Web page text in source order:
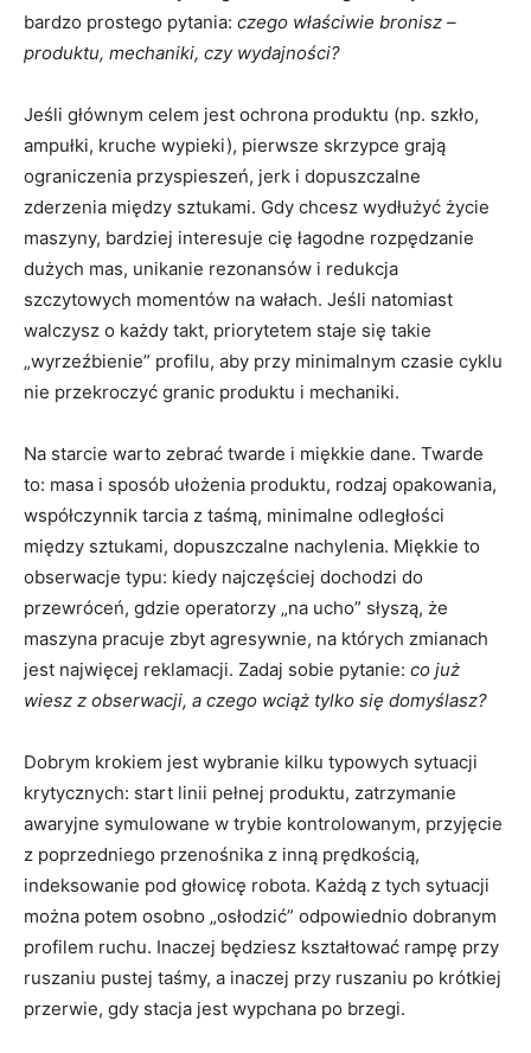
bardzo prostego pytania: czego właściwie bronisz –
produktu, mechaniki, czy wydajności?
Jeśli głównym celem jest ochrona produktu (np. szkło,
ampułki, kruche wypieki), pierwsze skrzypce grają
ograniczenia przyspieszeń, jerk i dopuszczalne
zderzenia między sztukami. Gdy chcesz wydłużyć życie
maszyny, bardziej interesuje cię łagodne rozpędzanie
dużych mas, unikanie rezonansów i redukcja
szczytowych momentów na wałach. Jeśli natomiast
walczysz o każdy takt, priorytetem staje się takie
„wyrzeźbienie” profilu, aby przy minimalnym czasie cyklu
nie przekroczyć granic produktu i mechaniki.
Na starcie warto zebrać twarde i miękkie dane. Twarde
to: masa i sposób ułożenia produktu, rodzaj opakowania,
współczynnik tarcia z taśmą, minimalne odległości
między sztukami, dopuszczalne nachylenia. Miękkie to
obserwacje typu: kiedy najczęściej dochodzi do
przewróceń, gdzie operatorzy „na ucho” słyszą, że
maszyna pracuje zbyt agresywnie, na których zmianach
jest najwięcej reklamacji. Zadaj sobie pytanie: co już
wiesz z obserwacji, a czego wciąż tylko się domyślasz?
Dobrym krokiem jest wybranie kilku typowych sytuacji
krytycznych: start linii pełnej produktu, zatrzymanie
awaryjne symulowane w trybie kontrolowanym, przyjęcie
z poprzedniego przenośnika z inną prędkością,
indeksowanie pod głowicę robota. Każdą z tych sytuacji
można potem osobno „osłodzić” odpowiednio dobranym
profilem ruchu. Inaczej będziesz kształtować rampę przy
ruszaniu pustej taśmy, a inaczej przy ruszaniu po krótkiej
przerwie, gdy stacja jest wypchana po brzegi.